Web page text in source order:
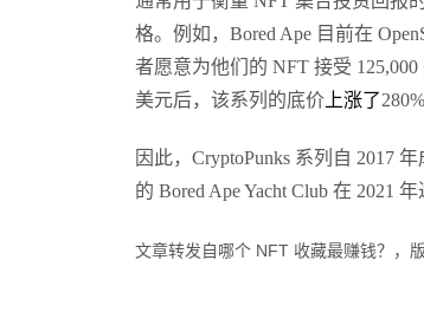
格。例如，Bored Ape 目前在
者愿意为他们的 NFT 接受
美元后，该系列的底价 上涨了
因此， CryptoPunks 系列自 2017
的 Bored Ape Yacht Club 在 2021
文章转发自哪个 NFT 收藏最赚钱？，